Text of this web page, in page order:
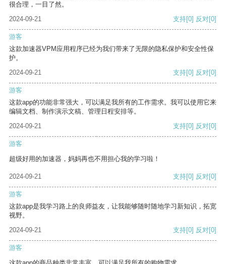
很合理，一目了然。
2024-09-21
支持[0] 反对[0]
游客
这款加速器VPM应用程序已经为我们带来了无限的隐私保护和安全性保
护。
2024-09-21
支持[0] 反对[0]
游客
这款app的功能非常强大，可以满足我所有的工作需求。我可以使用它来
编辑文档、制作演示文稿、管理日程安排等。
2024-09-21
支持[0] 反对[0]
游客
超级好用的加速器，妈妈再也不用担心我的学习啦！
2024-09-21 支持[0] 反对[0]
游客
这款app是我学习路上的良师益友，让我能够随时随地学习新知识，拓宽
视野。
2024-09-21
支持[0] 反对[0]
游客